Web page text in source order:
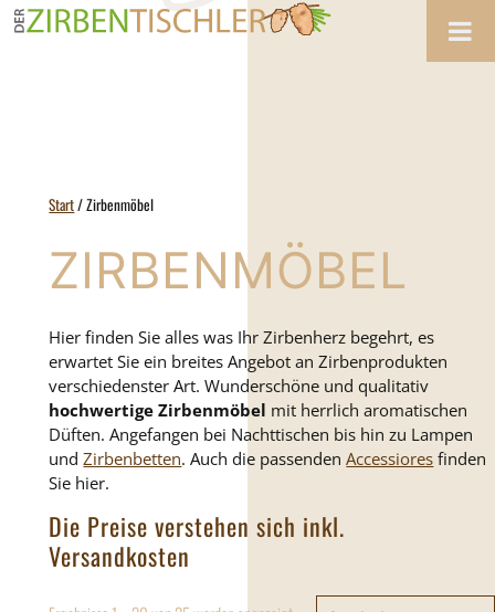
Zum
Inhalt
Start/ Zirbenmöbel
ZIRBENMÖBEL
Hier finden Sie alles was Ihr Zirbenherz begehrt, es
erwartet Sie ein breites Angebot an Zirbenprodukten
verschiedenster Art. Wunderschöne und qualitativ
hochwertige Zirbenmöbel mit herrlich aromatischen
Düften. Angefangen bei Nachttischen bis hin zu Lampen
undZirbenbetten. Auch die passendenAccessiores finden
Sie hier.
Die Preise verstehen sich inkl.
Versandkosten